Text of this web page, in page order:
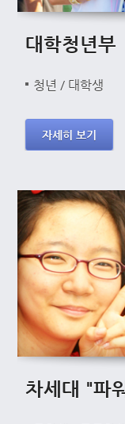
대학청년부
청년 / 대학생
자세히 보기
차세대 "파